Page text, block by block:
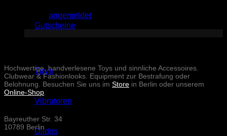
Gutscheine
Toys
Vibratoren
Dildos
angemeldetsein, um einen Kommentar
abzugeben.
Hochwertige, handverlesene Toys und sinnliche Accessoires.
Clubwear & Fashionlooks. Equipment zur Bestrafung oder
Belohnung. Besuchen Sie uns im Store in Berlin oder unserem
Online-Shop
Bayreuther Str. 34
10789 Berlin